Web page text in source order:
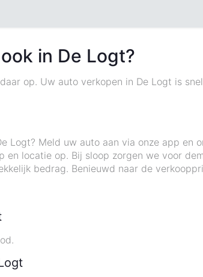
in De Logt?
op. Uw auto verkopen in De Logt is
Logt? Meld uw auto aan via onze app en
locatie op. Bij sloop zorgen we voor
bedrag. Benieuwd naar de